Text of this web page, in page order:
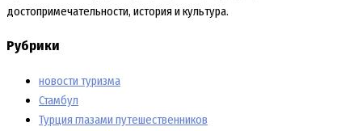
достопримечательности, история и культура.
Рубрики
новости туризма
Стамбул
Турция глазами путешественников